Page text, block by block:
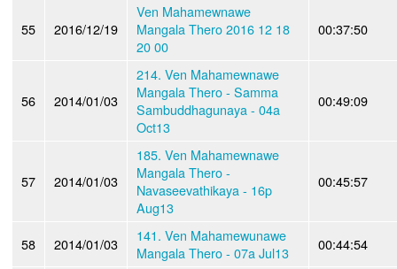
55 2016/12/19
Ven Mahamewnawe
Mangala Thero 2016 12 18
20 00
00:37:50
56 2014/01/03
214. Ven Mahamewnawe
Mangala Thero - Samma
Sambuddhagunaya - 04a
Oct13
00:49:09
57 2014/01/03
185. Ven Mahamewnawe
Mangala Thero -
Navaseevathikaya - 16p
Aug13
00:45:57
58 2014/01/03
141. Ven Mahamewunawe
Mangala Thero - 07a Jul13
00:44:54